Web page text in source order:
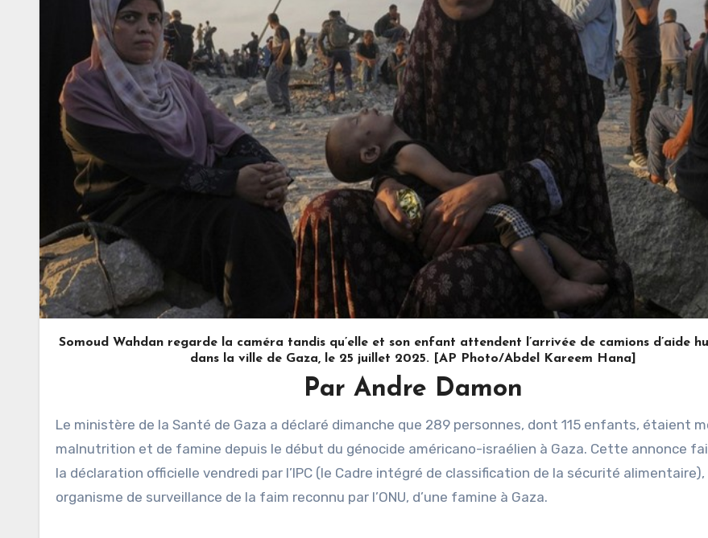
Somoud Wahdan regarde la caméra tandis qu’elle et son enfant attendent l’arrivée de camions d’aide
dans la ville de Gaza, le 25 juillet 2025. [AP Photo/Abdel Kareem Hana]
Par Andre Damon
Le ministère de la Santé de Gaza a déclaré dimanche que 289 personnes, dont 115 enfants, étaient mortes de
malnutrition et de famine depuis le début du génocide américano-israélien à Gaza. Cette annonce
la déclaration officielle vendredi par l’IPC (le Cadre intégré de classification de la sécurité alimentaire),
organisme de surveillance de la faim reconnu par l’ONU, d’une famine à Gaza.